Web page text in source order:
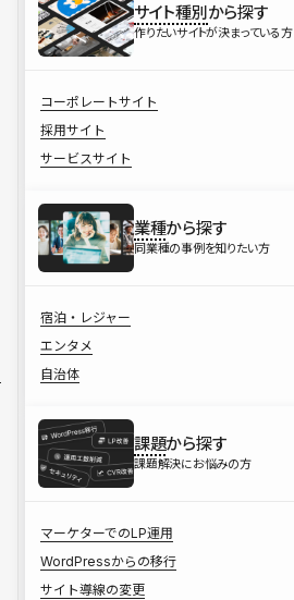
サイト種別から探す
作りたいサイトが決まっている方
コーポレートサイト
採用サイト
サービスサイト
業種から探す
同業種の事例を知りたい方
宿泊・レジャー
エンタメ
自治体
課題から探す
課題解決にお悩みの方
マーケターでのLP運用
WordPressからの移行
サイト導線の変更